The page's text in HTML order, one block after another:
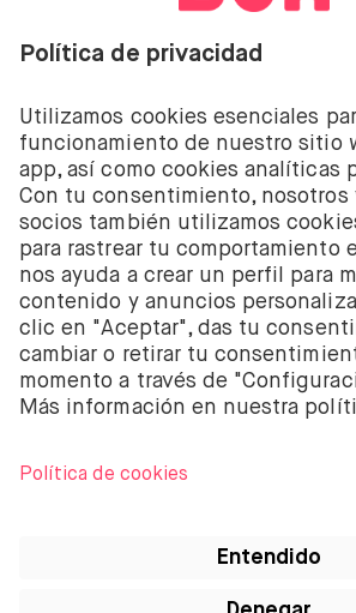
Invertir conlleva riesgos. Puedes
Invertir conlleva el riesgo de perder
ETF de BUX son proporcionados por
holandesa BUX B.V. BUX B.V. está
Cámara de Comercio de Ámsterdam
58403949. BUX B.V. está autorizada
Autoridad Financiera de los
Bajos (Autoriteit Financiële
BUX B.V. no presta asesoramiento
inversión. Los inversores
sus propias decisiones o buscar
independiente. Invertir conlleva
iTunes son marcas registradas de